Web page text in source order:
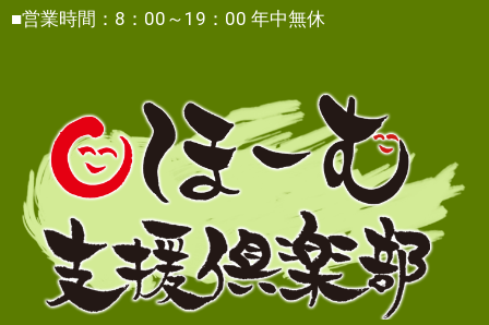
■営業時間：8：00～19：00 年中無休